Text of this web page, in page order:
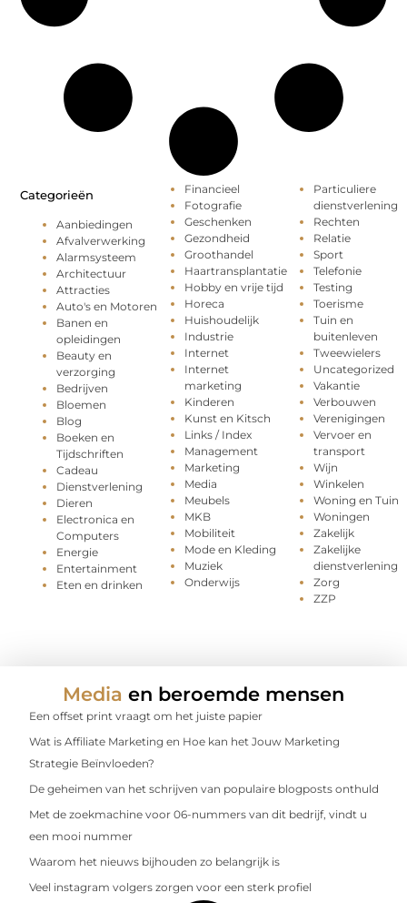
Categorieën
Aanbiedingen
Afvalverwerking
Alarmsysteem
Architectuur
Attracties
Auto's en Motoren
Banen en
opleidingen
Beauty en
verzorging
Bedrijven
Bloemen
Blog
Boeken en
Tijdschriften
Cadeau
Dienstverlening
Dieren
Electronica en
Computers
Energie
Entertainment
Eten en drinken
Financieel
Fotografie
Geschenken
Gezondheid
Groothandel
Haartransplantatie
Hobby en vrije tijd
Horeca
Huishoudelijk
Industrie
Internet
Internet
marketing
Kinderen
Kunst en Kitsch
Links / Index
Management
Marketing
Media
Meubels
MKB
Mobiliteit
Mode en Kleding
Muziek
Onderwijs
Particuliere
dienstverlening
Rechten
Relatie
Sport
Telefonie
Testing
Toerisme
Tuin en
buitenleven
Tweewielers
Uncategorized
Vakantie
Verbouwen
Verenigingen
Vervoer en
transport
Wijn
Winkelen
Woning en Tuin
Woningen
Zakelijk
Zakelijke
dienstverlening
Zorg
ZZP
Media en beroemde mensen
Een offset print vraagt om het juiste papier
Wat is Affiliate Marketing en Hoe kan het Jouw Marketing
Strategie Beïnvloeden?
De geheimen van het schrijven van populaire blogposts onthuld
Met de zoekmachine voor 06-nummers van dit bedrijf, vindt u
een mooi nummer
Waarom het nieuws bijhouden zo belangrijk is
Veel instagram volgers zorgen voor een sterk profiel